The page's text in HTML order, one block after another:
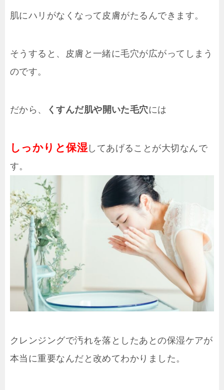
肌にハリがなくなって皮膚がたるんできます。
そうすると、皮膚と一緒に毛穴が広がってしまう
のです。
だから、 くすんだ肌や開いた毛穴には
しっかりと保湿 してあげることが大切なんで
す。
クレンジングで汚れを落としたあとの保湿ケアが
本当に重要なんだと改めてわかりました。